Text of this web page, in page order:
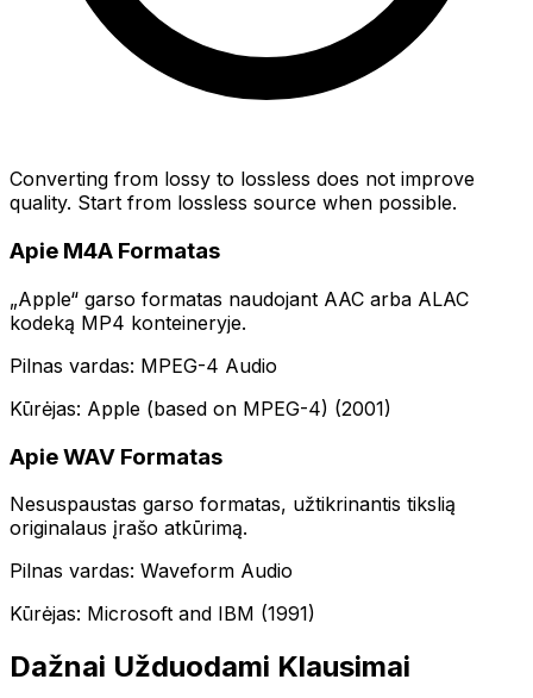
Converting from lossy to lossless does not improve
quality. Start from lossless source when possible.
Apie M4A Formatas
„Apple“ garso formatas naudojant AAC arba ALAC
kodeką MP4 konteineryje.
Pilnas vardas: MPEG-4 Audio
Kūrėjas: Apple (based on MPEG-4) (2001)
Apie WAV Formatas
Nesuspaustas garso formatas, užtikrinantis tikslią
originalaus įrašo atkūrimą.
Pilnas vardas: Waveform Audio
Kūrėjas: Microsoft and IBM (1991)
Dažnai Užduodami Klausimai